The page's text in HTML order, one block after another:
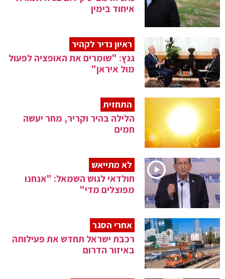
איחוד בימין
ראיון נדיר לקהיר
גנץ: "שומרים את האופציה לפעול
מול איראן"
התחזית
הלילה בהיר וקריר, מחר יעשה
חמים
לא מתייאש
חולדאי לגוש השמאל: "אנחנו
מפוצלים מדי"
אחרי הסגר
רכבת ישראל תחדש את פעילותה
באיזור הדרום